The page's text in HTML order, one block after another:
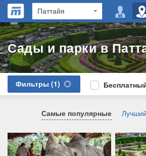
Сады и парки в
Фильтры (1)
Самые популярные